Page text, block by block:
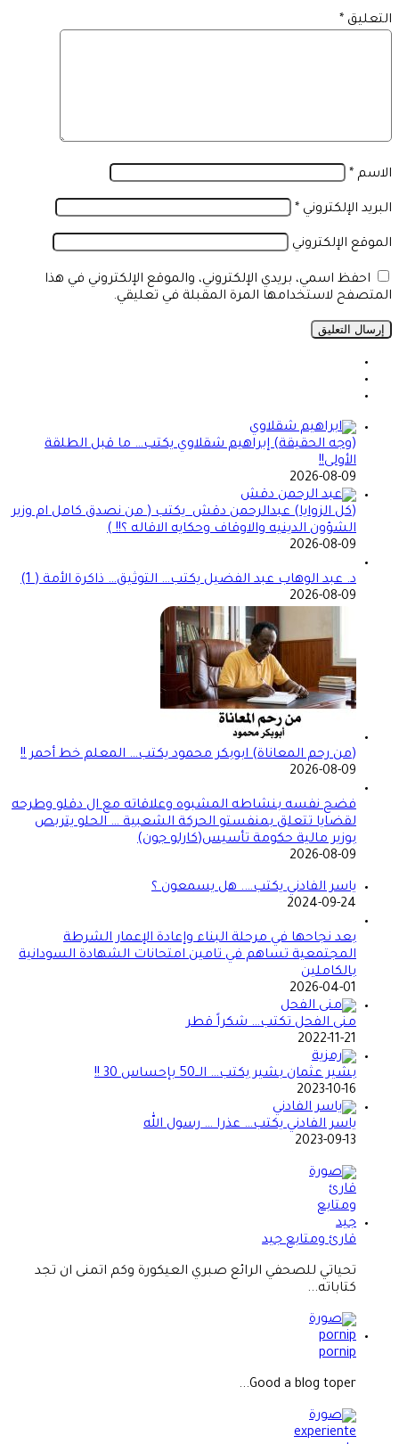
التعليق *
الاسم *
البريد الإلكتروني *
الموقع الإلكتروني
احفظ اسمي، بريدي الإلكتروني، والموقع الإلكتروني في هذا
المتصفح لاستخدامها المرة المقبلة في تعليقي.
(وجه الحقيقة) إبراهيم شقلاوي يكتب… ما قبل الطلقة
الأولى!!
2026-08-09
(كل الزوايا) عبدالرحمن دقش يكتب ( من نصدق كامل ام وزير
الشؤون الدينيه والاوقاف وحكايه الاقاله ؟!! )
2026-08-09
د. عبد الوهاب عبد الفضيل يكتب… التوثيق… ذاكرة الأمة ( 1)
2026-08-09
(من رحم المعاناة) ابوبكر محمود يكتب… المعلم خط أحمر !!
2026-08-09
فضح نفسه بنشاطه المشبوه وعلاقاته مع ال دقلو وطرحه
لقضايا تتعلق بمنفستو الحركة الشعبية … الحلو يتربص
بوزير مالية حكومة تأسيس(كارلو جون)
2026-08-09
ياسر الفادني يكتب…. هل يسمعون ؟
2024-09-24
بعد نجاحها في مرحلة البناء وإعادة الإعمار الشرطة
المجتمعية تساهم في تامين امتحانات الشهادة السودانية
بالكاملين
2026-04-01
منى الفحل تكتب… شكراً قطر
2022-11-21
بشير عثمان بشير يكتب… الــ50 بإحساس 30 !!
2023-10-16
ياسر الفادني يكتب… عذرا … رسول الله
2023-09-13
قارئ ومتابع جيد
تحياتي للصحفي الرائع صبري العيكورة وكم اتمنى ان تجد
كتاباته...
pornip
Good a blog toper...